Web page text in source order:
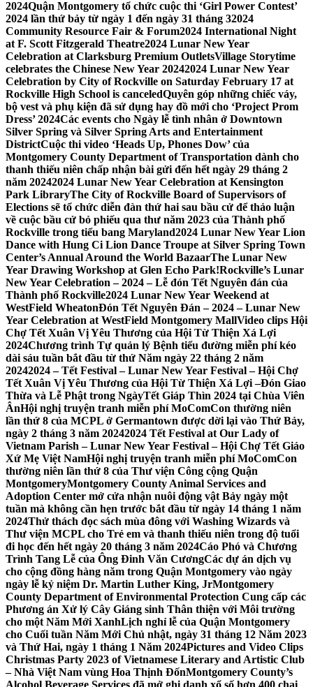
2024Quận Montgomery tổ chức cuộc thi ‘Girl Power Contest’
2024 lần thứ bảy từ ngày 1 đến ngày 31 tháng 32024
Community Resource Fair & Forum2024 International Night
at F. Scott Fitzgerald Theatre2024 Lunar New Year
Celebration at Clarksburg Premium OutletsVillage Storytime
celebrates the Chinese New Year 20242024 Lunar New Year
Celebration by City of Rockville on Saturday February 17 at
Rockville High School is canceledQuyên góp những chiếc váy,
bộ vest và phụ kiện đã sử dụng hay đồ mới cho ‘Project Prom
Dress’ 2024Các events cho Ngày lễ tình nhân ở Downtown
Silver Spring và Silver Spring Arts and Entertainment
DistrictCuộc thi video ‘Heads Up, Phones Dow’ của
Montgomery County Department of Transportation dành cho
thanh thiếu niên chấp nhận bài gửi đến hết ngày 29 tháng 2
năm 20242024 Lunar New Year Celebration at Kensington
Park LibraryThe City of Rockville Board of Supervisors of
Elections sẽ tổ chức diễn đàn thứ hai sau bầu cử để thảo luận
về cuộc bầu cử bỏ phiếu qua thư năm 2023 của Thành phố
Rockville trong tiểu bang Maryland2024 Lunar New Year Lion
Dance with Hung Ci Lion Dance Troupe at Silver Spring Town
Center’s Annual Around the World BazaarThe Lunar New
Year Drawing Workshop at Glen Echo Park!Rockville’s Lunar
New Year Celebration – 2024 – Lễ đón Tết Nguyên đán của
Thành phố Rockville2024 Lunar New Year Weekend at
WestField WheatonĐón Tết Nguyên Đán – 2024 – Lunar New
Year Celebration at WestField Montgomery MallVideo clips Hội
Chợ Tết Xuân Vị Yêu Thương của Hội Từ Thiện Xá Lợi
2024Chương trình Tự quản lý Bệnh tiểu đường miễn phí kéo
dài sáu tuần bắt đầu từ thứ Năm ngày 22 tháng 2 năm
20242024 – Tết Festival – Lunar New Year Festival – Hội Chợ
Tết Xuân Vị Yêu Thương của Hội Từ Thiện Xá Lợi –Đón Giao
Thừa và Lễ Phật trong NgàyTết Giáp Thìn 2024 tại Chùa Viên
ÂnHội nghị truyện tranh miễn phí MoComCon thường niên
lần thứ 8 của MCPL ở Germantown được dời lại vào Thứ Bảy,
ngày 2 tháng 3 năm 20242024 Tết Festival at Our Lady of
Vietnam Parish – Lunar New Year Festival – Hội Chợ Tết Giáo
Xứ Mẹ Việt NamHội nghị truyện tranh miễn phí MoComCon
thường niên lần thứ 8 của Thư viện Công cộng Quận
MontgomeryMontgomery County Animal Services and
Adoption Center mở cửa nhận nuôi động vật Bảy ngày một
tuần mà không cần hẹn trước bắt đầu từ ngày 14 tháng 1 năm
2024Thử thách đọc sách mùa đông với Washing Wizards và
Thư viện MCPL cho Trẻ em và thanh thiếu niên trong độ tuổi
đi học đến hết ngày 20 tháng 3 năm 2024Cáo Phó và Chương
Trình Tang Lễ của Ông Đinh Văn CươngCác dự án dịch vụ
cho cộng đồng hàng năm trong Quận Montgomery vào ngày
ngày lễ kỷ niệm Dr. Martin Luther King, JrMontgomery
County Department of Environmental Protection Cung cấp các
Phương án Xử lý Cây Giáng sinh Thân thiện với Môi trường
cho một Năm Mới XanhLịch nghỉ lễ của Quận Montgomery
cho Cuối tuần Năm Mới Chủ nhật, ngày 31 tháng 12 Năm 2023
và Thứ Hai, ngày 1 tháng 1 Năm 2024Pictures and Video Clips
Christmas Party 2023 of Vietnamese Literary and Artistic Club
– Nhà Việt Nam vùng Hoa Thịnh ĐốnMontgomery County’s
Alcohol Beverage Services đã mở ghi danh xổ số hơn 400 chai